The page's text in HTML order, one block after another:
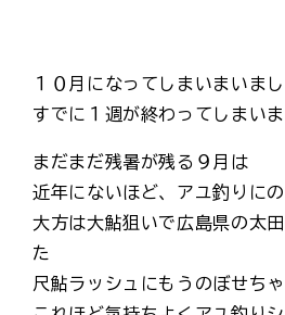
１０月になってしまいまいま
すでに１週が終わってしまい
まだまだ残暑が残る９月は
近年にないほど、アユ釣りに
大方は大鮎狙いで広島県の太
た
尺鮎ラッシュにもうのぼせち